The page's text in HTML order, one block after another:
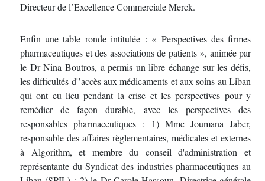
Directeur de l’Excellence Commerciale Merck.
Enfin une table ronde intitulée : « Perspectives des firmes
pharmaceutiques et des associations de patients », animée par
le Dr Nina Boutros, a permis un libre échange sur les défis,
les difficultés d'’accès aux médicaments et aux soins au Liban
qui ont eu lieu pendant la crise et les perspectives pour y
remédier de façon durable, avec les perspectives des
responsables pharmaceutiques : 1) Mme Joumana Jaber,
responsable des affaires règlementaires, médicales et externes
à Algorithm, et membre du conseil d'administration et
représentante du Syndicat des industries pharmaceutiques au